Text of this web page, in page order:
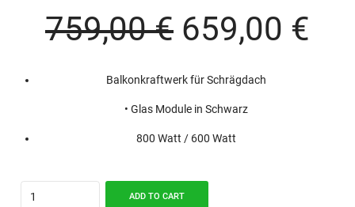
759,00€ Original
was:
759,00 €.
659,00 €
Balkonkraftwerk für Schrägdach
• Glas Module in Schwarz
800 Watt / 600 Watt
ADD TO CART